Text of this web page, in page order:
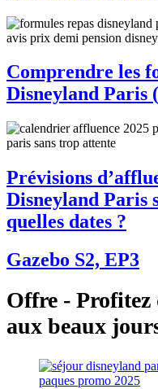
Comprendre les
Disneyland Paris
Prévisions
Disneyland Paris
quelles dates ?
Gazebo S2, EP3
Offre - Profitez
aux beaux